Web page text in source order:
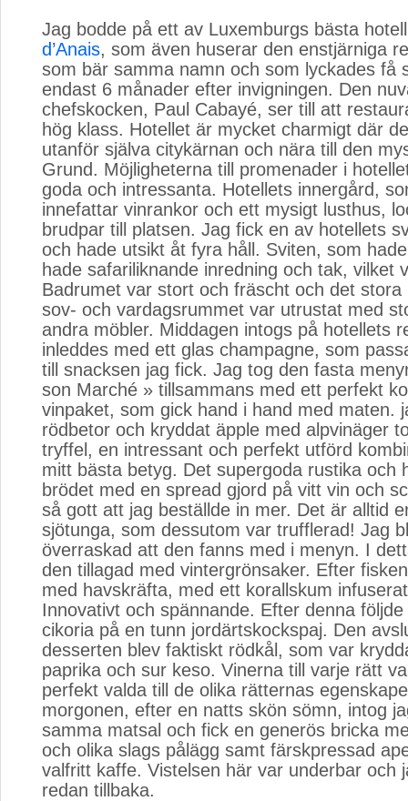
Jag bodde på ett av Luxemburgs bästa
d’Anais, som även huserar den enstjärniga
som bär samma namn och som lyckades få
endast 6 månader efter invigningen. Den
chefskocken, Paul Cabayé, ser till att
hög klass. Hotellet är mycket charmigt där
utanför själva citykärnan och nära till den
Grund. Möjligheterna till promenader i
goda och intressanta. Hotellets innergård,
innefattar vinrankor och ett mysigt lusthus,
brudpar till platsen. Jag fick en av hotellets
och hade utsikt åt fyra håll. Sviten, som
hade safariliknande inredning och tak, vilket
Badrumet var stort och fräscht och det stora
sov- och vardagsrummet var utrustat med
andra möbler. Middagen intogs på hotellets
inleddes med ett glas champagne, som
till snacksen jag fick. Jag tog den fasta
son Marché » tillsammans med ett perfekt
vinpaket, som gick hand i hand med maten.
rödbetor och kryddat äpple med alpvinäger
tryffel, en intressant och perfekt utförd
mitt bästa betyg. Det supergoda rustika och
brödet med en spread gjord på vitt vin och
så gott att jag beställde in mer. Det är alltid
sjötunga, som dessutom var trufflerad! Jag
överraskad att den fanns med i menyn. I
den tillagad med vintergrönsaker. Efter
med havskräfta, med ett korallskum
Innovativt och spännande. Efter denna
cikoria på en tunn jordärtskockspaj. Den
desserten blev faktiskt rödkål, som var
paprika och sur keso. Vinerna till varje rätt
perfekt valda till de olika rätternas
morgonen, efter en natts skön sömn, intog
samma matsal och fick en generös bricka
och olika slags pålägg samt färskpressad
valfritt kaffe. Vistelsen här var underbar och
redan tillbaka.